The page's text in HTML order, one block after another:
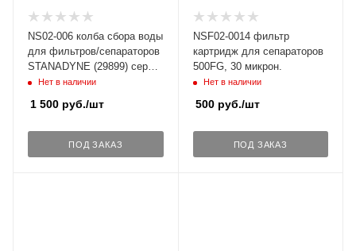
NS02-006 колба сбора воды
для фильтров/сепараторов
STANADYNE (29899) серии
FM-1, FM-10, FM-100 с
Нет в наличии
1 500 руб./шт
ПОД ЗАКАЗ
NSF02-0014 фильтр
картридж для сепараторов
500FG, 30 микрон.
Нет в наличии
500руб./шт
ПОД ЗАКАЗ